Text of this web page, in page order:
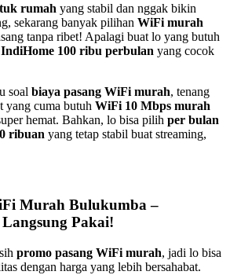
rumah yang stabil dan nggak bikin
sekarang banyak pilihan WiFi murah
tanpa ribet! Apalagi buat lo yang butuh
100 ribu perbulan yang cocok
soal biaya pasang WiFi murah, tenang
yang cuma butuh WiFi 10 Mbps murah
hemat. Bahkan, lo bisa pilih per bulan
ribuan yang tetap stabil buat streaming,
Murah Bulukumba –
Pakai!
promo pasang WiFi murah, jadi lo bisa
dengan harga yang lebih bersahabat.